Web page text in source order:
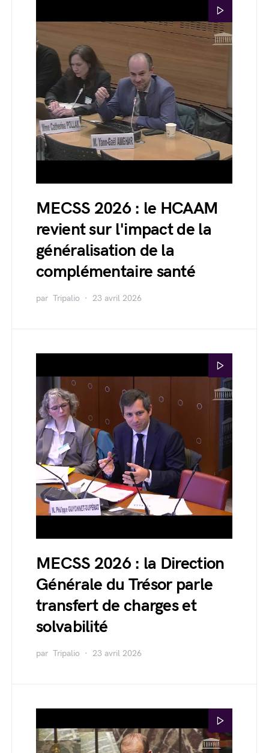
MECSS 2026 : le HCAAM
revient sur l'impact de la
généralisation de la
complémentaire santé
par Tripalio 23 avril 2026
MECSS 2026 : la Direction
Générale du Trésor parle
transfert de charges et
solvabilité
par Tripalio 23 avril 2026